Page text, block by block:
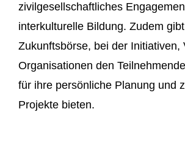
zivilgesellschaftliches
interkulturelle Bildung. Zudem
Zukunftsbörse, bei der Initiativen,
Organisationen den
für ihre persönliche Planung und
Projekte bieten.